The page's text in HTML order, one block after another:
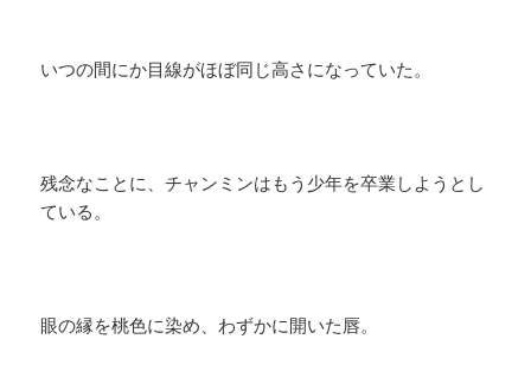
いつの間にか目線がほぼ同じ高さになっていた。
残念なことに、チャンミンはもう少年を卒業しようとし
ている。
眼の縁を桃色に染め、わずかに開いた唇。